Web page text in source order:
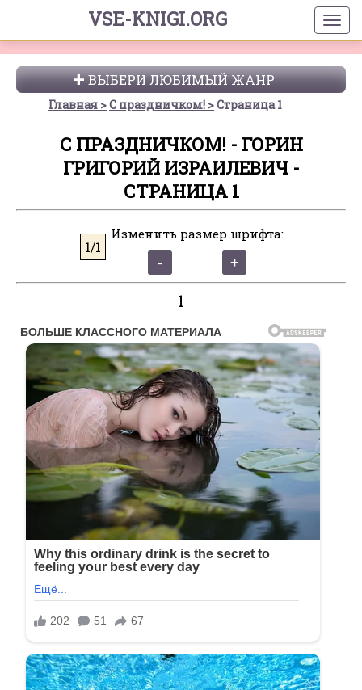
VSE-KNIGI.ORG
ВЫБЕРИ ЛЮБИМЫЙ ЖАНР
Главная С праздничком! Страница 1
С ПРАЗДНИЧКОМ! - ГОРИН
ГРИГОРИЙ ИЗРАИЛЕВИЧ -
СТРАНИЦА 1
1/1
Изменить размер шрифта:
1